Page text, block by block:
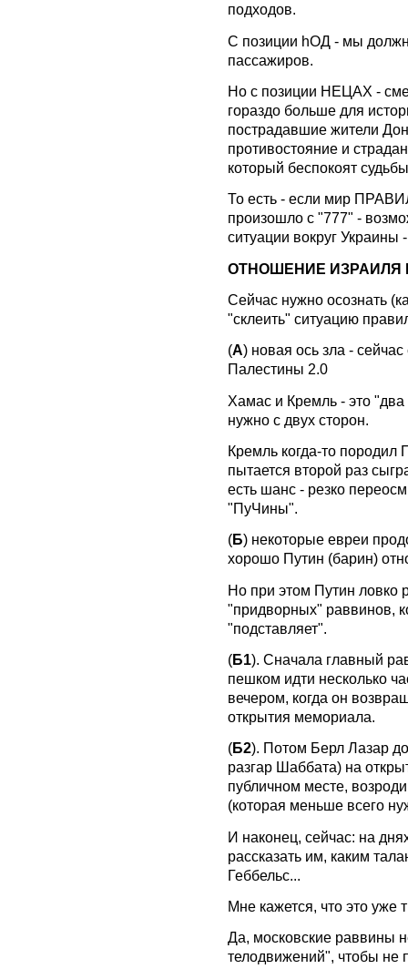
подходов.
С позиции hОД - мы
пассажиров.
Но с позиции НЕЦАХ -
гораздо больше для
пострадавшие жители
противостояние и
который беспокоят
То есть - если мир
произошло с "777" -
ситуации вокруг
ОТНОШЕНИЕ ИЗРАИЛЯ
Сейчас нужно осознать
"склеить" ситуацию
(А) новая ось зла -
Палестины 2.0
Хамас и Кремль - это "два
нужно с двух сторон.
Кремль когда-то породил
пытается второй раз
есть шанс - резко
"ПуЧины".
(Б) некоторые евреи
хорошо Путин (барин)
Но при этом Путин ловко
"придворных" раввинов,
"подставляет".
(Б1). Сначала главный
пешком идти несколько
вечером, когда он
открытия мемориала.
(Б2). Потом Берл Лазар
разгар Шаббата) на
публичном месте,
(которая меньше всего
И наконец, сейчас: на
рассказать им, каким
Геббельс...
Мне кажется, что это уже
Да, московские раввины
телодвижений", чтобы не